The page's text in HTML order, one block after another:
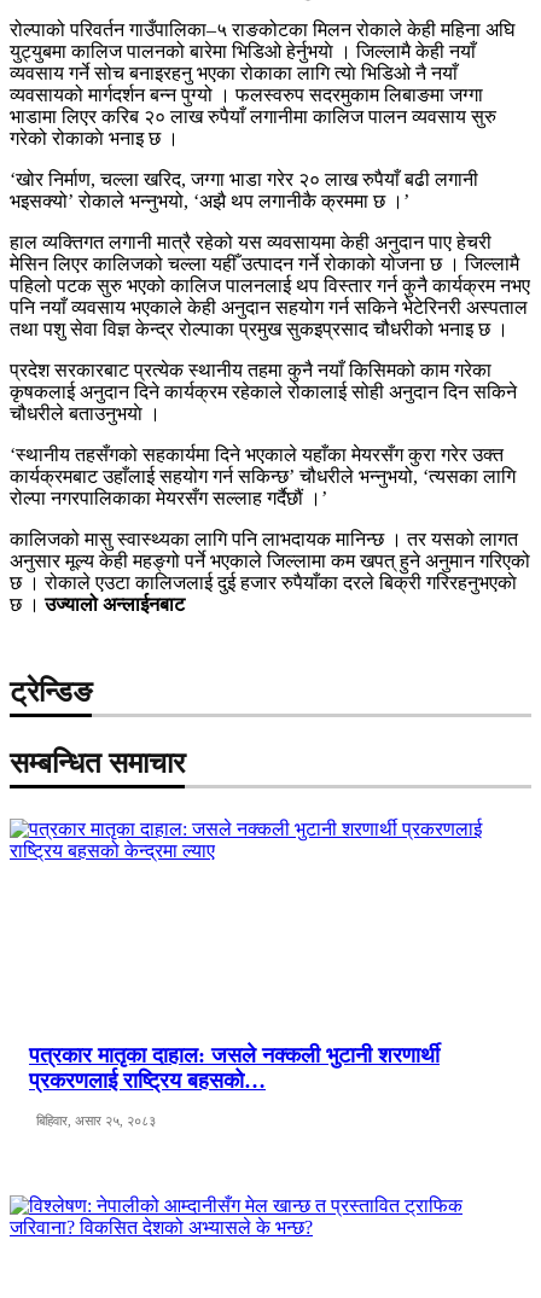
रोल्पाको परिवर्तन गाउँपालिका–५ राङकोटका मिलन रोकाले केही महिना अघि
युट्युबमा कालिज पालनको बारेमा भिडिओ हेर्नुभयाे । जिल्लामै केही नयाँ
व्यवसाय गर्ने सोच बनाइरहनु भएका रोकाका लागि त्याे भिडिओ नै नयाँ
व्यवसायको मार्गदर्शन बन्न पुग्यो । फलस्वरुप सदरमुकाम लिबाङमा जग्गा
भाडामा लिएर करिब २० लाख रुपैयाँ लगानीमा कालिज पालन व्यवसाय सुरु
गरेको रोकाकाे भनाइ छ ।
‘खोर निर्माण, चल्ला खरिद, जग्गा भाडा गरेर २० लाख रुपैयाँ बढी लगानी
भइसक्यो’ रोकाले भन्नुभयो, ‘अझै थप लगानीकै क्रममा छ ।’
हाल व्यक्तिगत लगानी मात्रै रहेको यस व्यवसायमा केही अनुदान पाए हेचरी
मेसिन लिएर कालिजको चल्ला यहीँ उत्पादन गर्ने रोकाको योजना छ । जिल्लामै
पहिलो पटक सुरु भएको कालिज पालनलाई थप विस्तार गर्न कुनै कार्यक्रम नभए
पनि नयाँ व्यवसाय भएकाले केही अनुदान सहयोग गर्न सकिने भेटेरिनरी अस्पताल
तथा पशु सेवा विज्ञ केन्द्र रोल्पाका प्रमुख सुकइप्रसाद चौधरीको भनाइ छ ।
प्रदेश सरकारबाट प्रत्येक स्थानीय तहमा कुनै नयाँ किसिमको काम गरेका
कृषकलाई अनुदान दिने कार्यक्रम रहेकाले रोकालाई सोही अनुदान दिन सकिने
चौधरीले बताउनुभयाे ।
‘स्थानीय तहसँगको सहकार्यमा दिने भएकाले यहाँका मेयरसँग कुरा गरेर उक्त
कार्यक्रमबाट उहाँलाई सहयोग गर्न सकिन्छ’ चौधरीले भन्नुभयो, ‘त्यसका लागि
रोल्पा नगरपालिकाका मेयरसँग सल्लाह गर्दैछौं ।’
कालिजको मासु स्वास्थ्यका लागि पनि लाभदायक मानिन्छ । तर यसको लागत
अनुसार मूल्य केही महङ्गो पर्ने भएकाले जिल्लामा कम खपत् हुने अनुमान गरिएको
छ । रोकाले एउटा कालिजलाई दुई हजार रुपैयाँका दरले बिक्री गरिरहनुभएकाे
छ ।उज्यालो अन्लाईनबाट
ट्रेन्डिङ
सम्बन्धित समाचार
पत्रकार मातृका दाहाल: जसले नक्कली भुटानी शरणार्थी
प्रकरणलाई राष्ट्रिय बहसको…
बिहिवार, असार २५, २०८३